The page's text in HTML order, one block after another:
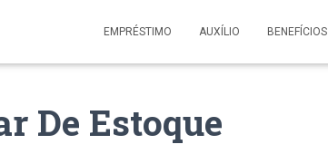
EMPRÉSTIMO AUXÍLIO BENEFÍCIOS
De Estoque